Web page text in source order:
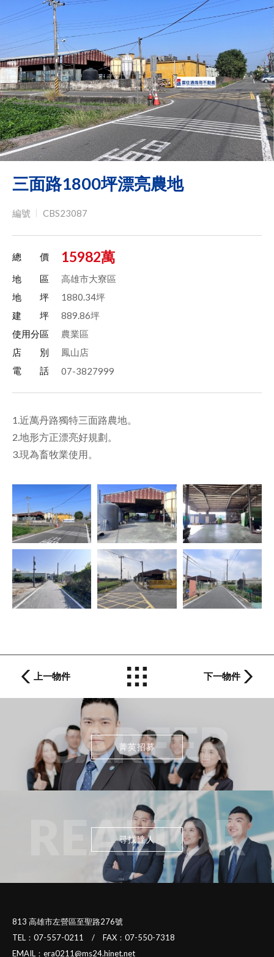
三面路1800坪漂亮農地
編號 CBS23087
總 價 15982萬
地 區
高雄市大寮區
地 坪
1880.34坪
建 坪
889.86坪
使用分區
農業區
店 別
鳳山店
電 話
07-3827999
1.近萬丹路獨特三面路農地。
2.地形方正漂亮好規劃。
3.現為畜牧業使用。
上一物件 下一物件
CAREER
菁英招募
REALTOR
尋找達人
813 高雄市左營區至聖路276號
TEL：07-557-0211 / FAX：07-550-7318
EMAIL：era0211@ms24.hinet.net